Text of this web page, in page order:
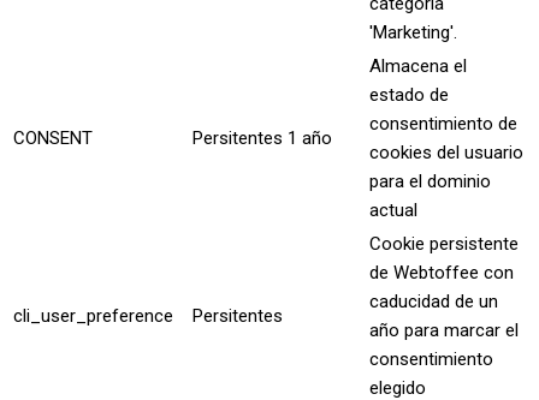
'Marketing'.
CONSENT Persitentes 1 año
Almacena el
estado de
consentimiento de
cookies del usuario
para el dominio
actual
cli_user_preference Persitentes
Cookie persistente
de Webtoffee con
caducidad de un
año para marcar el
consentimiento
elegido